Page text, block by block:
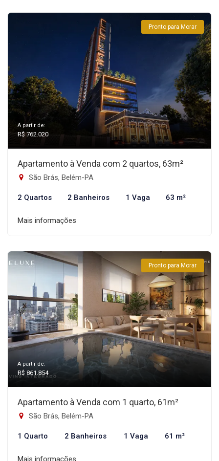
Pronto para Morar
A partir de:
R$ 762.020
Apartamento à Venda com 2 quartos, 63m²
São Brás, Belém-PA
2 Quartos 2 Banheiros 1 Vaga 63 m²
Mais informações
Pronto para Morar
A partir de:
R$ 861.854
Apartamento à Venda com 1 quarto, 61m²
São Brás, Belém-PA
1 Quarto 2 Banheiros 1 Vaga 61 m²
Mais informações